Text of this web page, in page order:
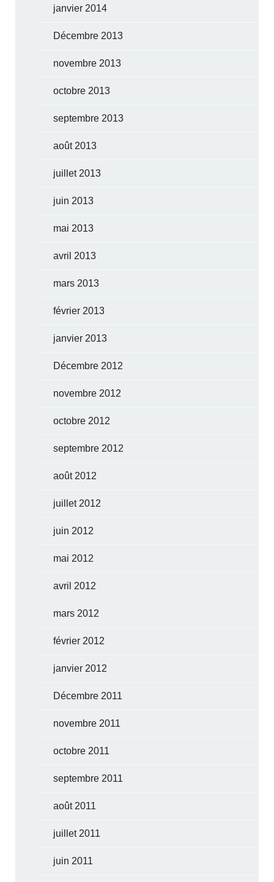
janvier 2014
Décembre 2013
novembre 2013
octobre 2013
septembre 2013
août 2013
juillet 2013
juin 2013
mai 2013
avril 2013
mars 2013
février 2013
janvier 2013
Décembre 2012
novembre 2012
octobre 2012
septembre 2012
août 2012
juillet 2012
juin 2012
mai 2012
avril 2012
mars 2012
février 2012
janvier 2012
Décembre 2011
novembre 2011
octobre 2011
septembre 2011
août 2011
juillet 2011
juin 2011